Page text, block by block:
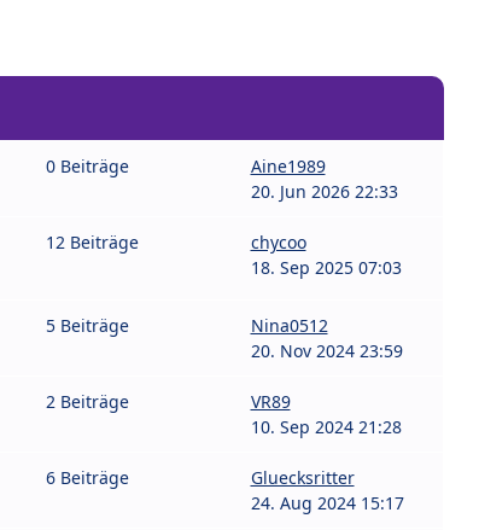
0 Beiträge
Aine1989
20. Jun 2026 22:33
12 Beiträge
chycoo
18. Sep 2025 07:03
5 Beiträge
Nina0512
20. Nov 2024 23:59
2 Beiträge
VR89
10. Sep 2024 21:28
6 Beiträge
Gluecksritter
24. Aug 2024 15:17